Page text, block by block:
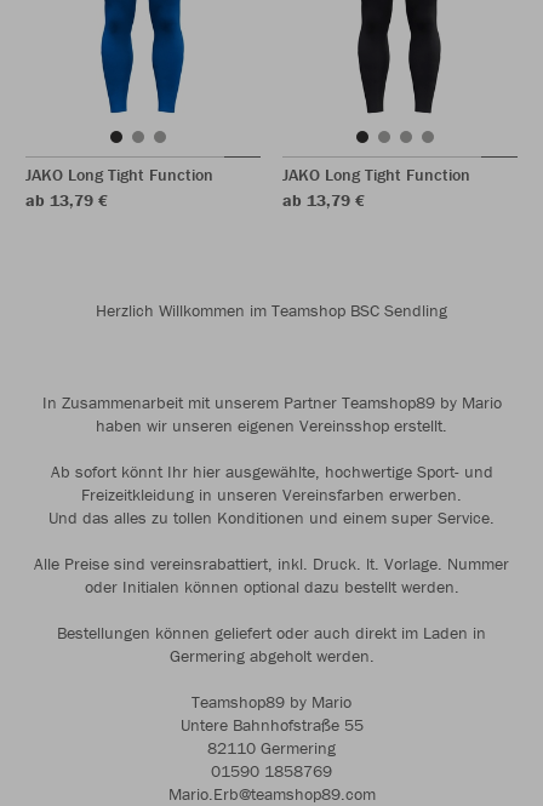
JAKO Long Tight Function
ab 13,79 €
JAKO Long Tight Function
ab 13,79 €
Herzlich Willkommen im Teamshop BSC Sendling
In Zusammenarbeit mit unserem Partner Teamshop89 by Mario
haben wir unseren eigenen Vereinsshop erstellt.
Ab sofort könnt Ihr hier ausgewählte, hochwertige Sport- und
Freizeitkleidung in unseren Vereinsfarben erwerben.
Und das alles zu tollen Konditionen und einem super Service.
Alle Preise sind vereinsrabattiert, inkl. Druck. lt. Vorlage. Nummer
oder Initialen können optional dazu bestellt werden.
Bestellungen können geliefert oder auch direkt im Laden in
Germering abgeholt werden.
Teamshop89 by Mario
Untere Bahnhofstraße 55
82110 Germering
01590 1858769
Mario.Erb@teamshop89.com